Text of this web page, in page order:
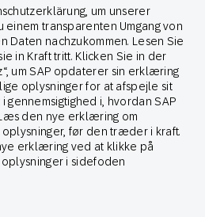
um unserer
einem transparenten Umgang von
Daten nachzukommen. Lesen Sie
in Kraft tritt. Klicken Sie in der
um SAP opdaterer sin erklæring
oplysninger for at afspejle sit
i, hvordan SAP
den nye erklæring om
før den træder i kraft.
erklæring ved at klikke på
i sidefoden
Customer Loyalty
Cross-Channel Marketing
Mobile App
Direktmarketing
Contact Center
Retail
Verbrauchsgüter
Sport und Unterhaltung
Über SAP Engagement Cloud
Services
Events
News
Partner finden
Entwickler-Ressourcen
SAP-Integrationen
Berichte und E-Books